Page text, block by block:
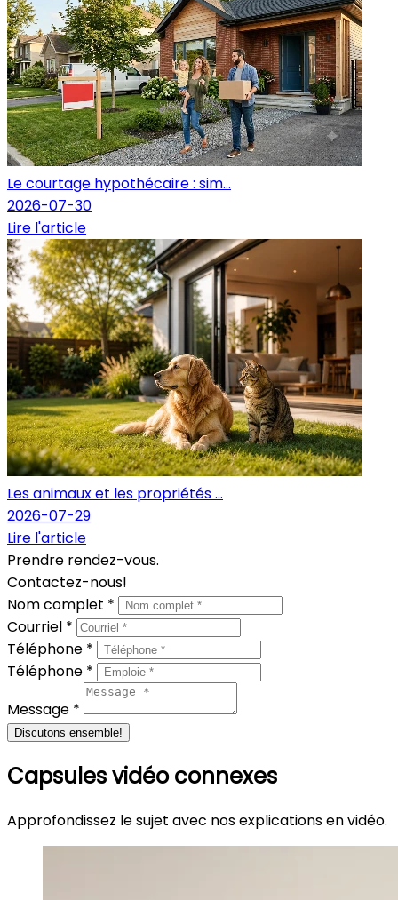
Le courtage hypothécaire : sim...
2026-07-30
Lire l'article
Les animaux et les propriétés ...
2026-07-29
Lire l'article
Prendre rendez-vous.
Contactez-nous!
Nom complet *
Courriel *
Téléphone *
Téléphone *
Message *
Discutons ensemble!
Capsules vidéo connexes
Approfondissez le sujet avec nos explications en vidéo.